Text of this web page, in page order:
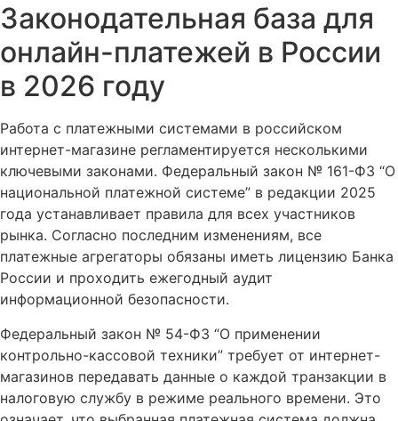
Законодательная база для
онлайн-платежей в России
в 2026 году
Работа с платежными системами в российском
интернет-магазине регламентируется несколькими
ключевыми законами. Федеральный закон № 161-ФЗ “О
национальной платежной системе” в редакции 2025
года устанавливает правила для всех участников
рынка. Согласно последним изменениям, все
платежные агрегаторы обязаны иметь лицензию Банка
России и проходить ежегодный аудит
информационной безопасности.
Федеральный закон № 54-ФЗ “О применении
контрольно-кассовой техники” требует от интернет-
магазинов передавать данные о каждой транзакции в
налоговую службу в режиме реального времени. Это